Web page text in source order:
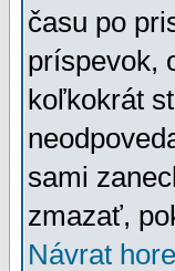
času po
príspevok,
koľkokrát
sami
zmazať,
Návrat hore